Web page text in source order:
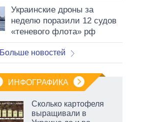
Украинские дроны за
неделю поразили 12 судов
«теневого флота» рф
Больше новостей
ИНФОГРАФИКА
Сколько картофеля
выращивали в